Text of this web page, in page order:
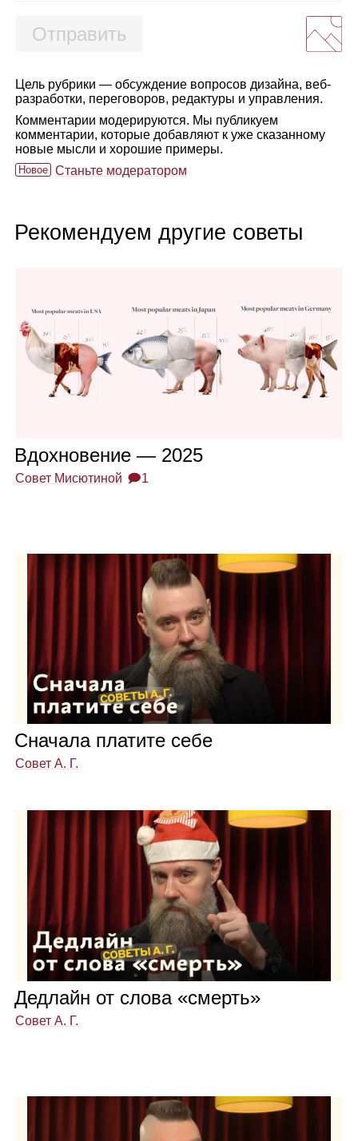
Отправить
Цель рубрики — обсуждение вопросов дизайна, веб-
разработки, переговоров, редактуры и управления.
Комментарии модерируются. Мы публикуем
комментарии, которые добавляют к уже сказанному
новые мысли и хорошие примеры.
Новое Станьте модератором
Рекомендуем другие советы
Вдох­но­ве­ние — 2025
Совет Мисютиной 🗩1
Сна­чала пла­тите себе
Совет А. Г.
Дед­лайн от слова «смерть»
Совет А. Г.